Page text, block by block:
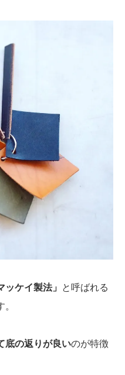
ッケイ製法」
と呼ばれる
底の返りが良いのが特徴